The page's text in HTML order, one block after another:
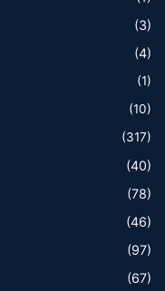
(3)
(4)
(1)
(10)
(317)
(40)
(78)
(46)
(97)
(67)